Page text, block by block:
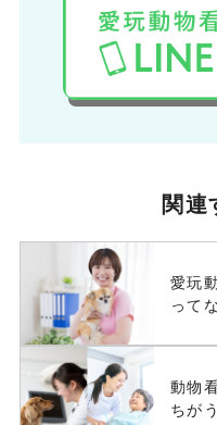
関連
愛玩
って
動物
ちが